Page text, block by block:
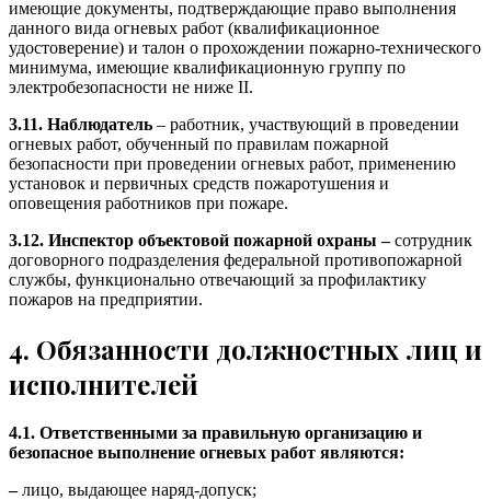
имеющие документы, подтверждающие право выполнения
данного вида огневых работ (квалификационное
удостоверение) и талон о прохождении пожарно-технического
минимума, имеющие квалификационную группу по
электробезопасности не ниже II.
3.11. Наблюдатель – работник, участвующий в проведении
огневых работ, обученный по правилам пожарной
безопасности при проведении огневых работ, применению
установок и первичных средств пожаротушения и
оповещения работников при пожаре.
3.12. Инспектор объектовой пожарной охраны –сотрудник
договорного подразделения федеральной противопожарной
службы, функционально отвечающий за профилактику
пожаров на предприятии.
4. Обязанности должностных лиц и
исполнителей
4.1. Ответственными за правильную организацию и
безопасное выполнение огневых работ являются:
–лицо, выдающее наряд-допуск;